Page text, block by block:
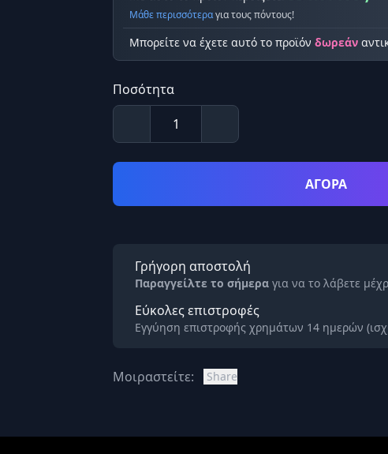
Μάθε περισσότεραγια τους πόντους!
Μπορείτε να έχετε αυτό το προϊόν δωρεάν
Ποσότητα
ΑΓΟΡΑ
Γρήγορη αποστολή
Παραγγείλτε το σήμερα για να το λάβετε
Εύκολες επιστροφές
Εγγύηση επιστροφής χρημάτων 14 ημερών
Μοιραστείτε: Share